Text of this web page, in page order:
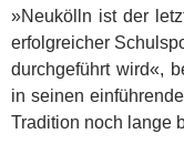
»Neukölln ist der
erfolgreicher
durchgeführt wird«,
in seinen
Tradition noch lange